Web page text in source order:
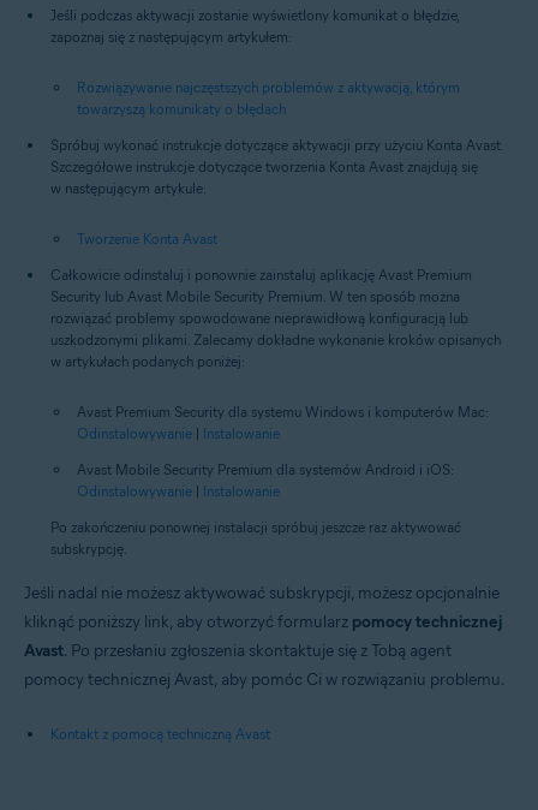
Jeśli podczas aktywacji zostanie wyświetlony komunikat o błędzie,
zapoznaj się z następującym artykułem:
Rozwiązywanie najczęstszych problemów z aktywacją, którym
towarzyszą komunikaty o błędach
Spróbuj wykonać instrukcje dotyczące aktywacji przy użyciu Konta Avast.
Szczegółowe instrukcje dotyczące tworzenia Konta Avast znajdują się
w następującym artykule:
Tworzenie Konta Avast
Całkowicie odinstaluj i ponownie zainstaluj aplikację Avast Premium
Security lub Avast Mobile Security Premium. W ten sposób można
rozwiązać problemy spowodowane nieprawidłową konfiguracją lub
uszkodzonymi plikami. Zalecamy dokładne wykonanie kroków opisanych
w artykułach podanych poniżej:
Avast Premium Security dla systemu Windows i komputerów Mac:
Odinstalowywanie | Instalowanie
Avast Mobile Security Premium dla systemów Android i iOS:
Odinstalowywanie | Instalowanie
Po zakończeniu ponownej instalacji spróbuj jeszcze raz aktywować
subskrypcję.
Jeśli nadal nie możesz aktywować subskrypcji, możesz opcjonalnie
kliknąć poniższy link, aby otworzyć formularz pomocy technicznej
Avast. Po przesłaniu zgłoszenia skontaktuje się z Tobą agent
pomocy technicznej Avast, aby pomóc Ci w rozwiązaniu problemu.
Kontakt z pomocą techniczną Avast